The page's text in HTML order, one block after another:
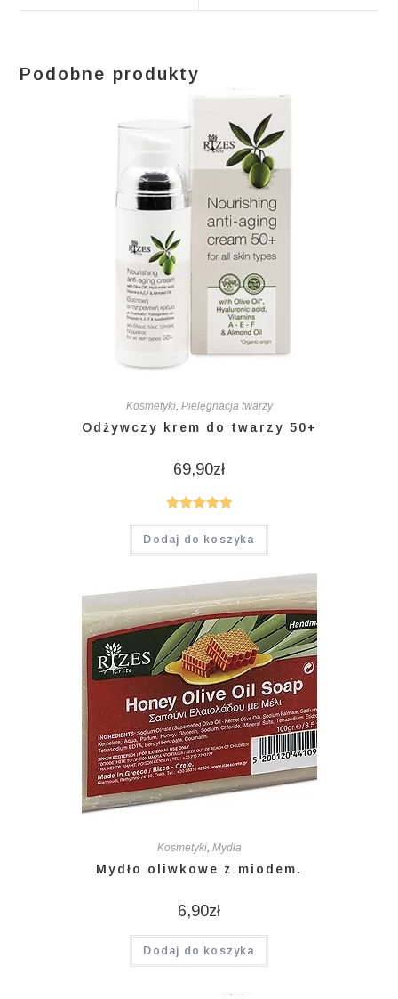
Podobne produkty
Kosmetyki, Pielęgnacja twarzy
Odżywczy krem do twarzy 50+
69,90zł
Oceniono
5.00na 5
Dodaj do koszyka
Kosmetyki, Mydła
Mydło oliwkowe z miodem.
6,90zł
Dodaj do koszyka